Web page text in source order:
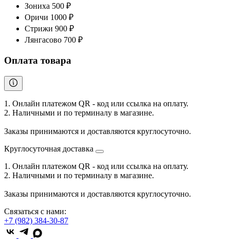
Зониха 500 ₽
Оричи 1000 ₽
Стрижи 900 ₽
Лянгасово 700 ₽
Оплата товара
1. Онлайн платежом QR - код или ссылка на оплату.
2. Наличными и по терминалу в магазине.
Заказы принимаются и доставляются круглосуточно.
Круглосуточная доставка
1. Онлайн платежом QR - код или ссылка на оплату.
2. Наличными и по терминалу в магазине.
Заказы принимаются и доставляются круглосуточно.
Связаться с нами:
+7 (982) 384-30-87